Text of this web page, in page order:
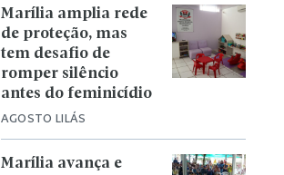
AGOSTO LILÁS
Marília amplia rede
de proteção, mas
tem desafio de
romper silêncio
antes do feminicídio
Marília avança e